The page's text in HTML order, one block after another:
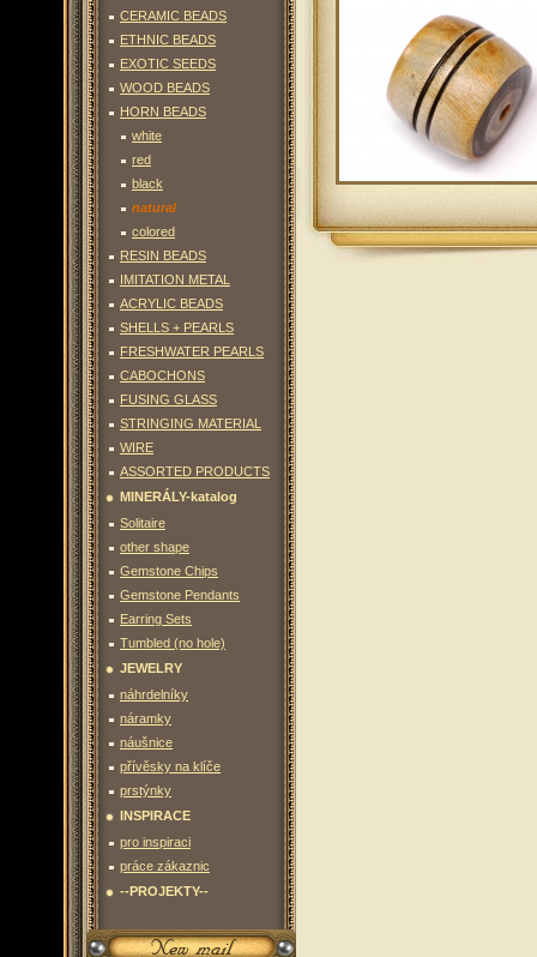
CERAMIC BEADS
ETHNIC BEADS
EXOTIC SEEDS
WOOD BEADS
HORN BEADS
white
red
black
natural
colored
RESIN BEADS
IMITATION METAL
ACRYLIC BEADS
SHELLS + PEARLS
FRESHWATER PEARLS
CABOCHONS
FUSING GLASS
STRINGING MATERIAL
WIRE
ASSORTED PRODUCTS
MINERÁLY-katalog
Solitaire
other shape
Gemstone Chips
Gemstone Pendants
Earring Sets
Tumbled (no hole)
JEWELRY
náhrdelníky
náramky
náušnice
přívěsky na klíče
prstýnky
INSPIRACE
pro inspiraci
práce zákaznic
--PROJEKTY--